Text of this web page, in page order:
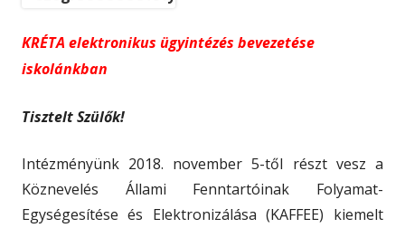
KRÉTA elektronikus ügyintézés bevezetése
iskolánkban
Tisztelt Szülők!
Intézményünk 2018. november 5-től részt vesz a
Köznevelés Állami Fenntartóinak Folyamat-
Egységesítése és Elektronizálása (KAFFEE) kiemelt